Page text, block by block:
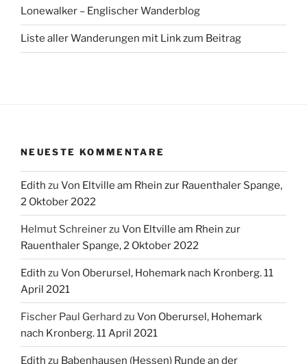
Lonewalker – Englischer Wanderblog
Liste aller Wanderungen mit Link zum Beitrag
NEUESTE KOMMENTARE
Edith zu Von Eltville am Rhein zur Rauenthaler Spange,
2 Oktober 2022
Helmut Schreinerzu Von Eltville am Rhein zur
Rauenthaler Spange, 2 Oktober 2022
Edith zu Von Oberursel, Hohemark nach Kronberg. 11
April 2021
Fischer Paul Gerhard zu Von Oberursel, Hohemark
nach Kronberg. 11 April 2021
Edith zu Babenhausen (Hessen) Runde an der